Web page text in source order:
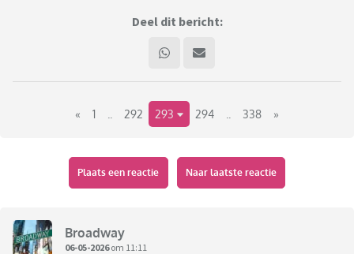
Deel dit bericht:
« 1 292 293 294 338 »
Plaats een reactie Naar laatste reactie
Broadway
06-05-2026om 11:11